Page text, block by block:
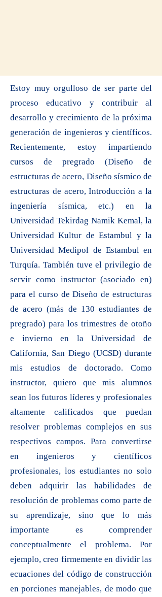
Estoy muy orgulloso de ser parte del
proceso educativo y contribuir al
desarrollo y crecimiento de la próxima
generación de ingenieros y científicos.
Recientemente, estoy impartiendo
cursos de pregrado (Diseño de
estructuras de acero, Diseño sísmico de
estructuras de acero, Introducción a la
ingeniería sísmica, etc.) en la
Universidad Tekirdag Namik Kemal, la
Universidad Kultur de Estambul y la
Universidad Medipol de Estambul en
Turquía. También tuve el privilegio de
servir como instructor (asociado en)
para el curso de Diseño de estructuras
de acero (más de 130 estudiantes de
pregrado) para los trimestres de otoño
e invierno en la Universidad de
California, San Diego (UCSD) durante
mis estudios de doctorado. Como
instructor, quiero que mis alumnos
sean los futuros líderes y profesionales
altamente calificados que puedan
resolver problemas complejos en sus
respectivos campos. Para convertirse
en ingenieros y científicos
profesionales, los estudiantes no solo
deben adquirir las habilidades de
resolución de problemas como parte de
su aprendizaje, sino que lo más
importante es comprender
conceptualmente el problema. Por
ejemplo, creo firmemente en dividir las
ecuaciones del código de construcción
en porciones manejables, de modo que